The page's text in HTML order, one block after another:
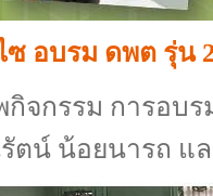
ซ อบรม ดพต รุ่น
กิจกรรม การอบ
ตน์ น้อยนารถ แล